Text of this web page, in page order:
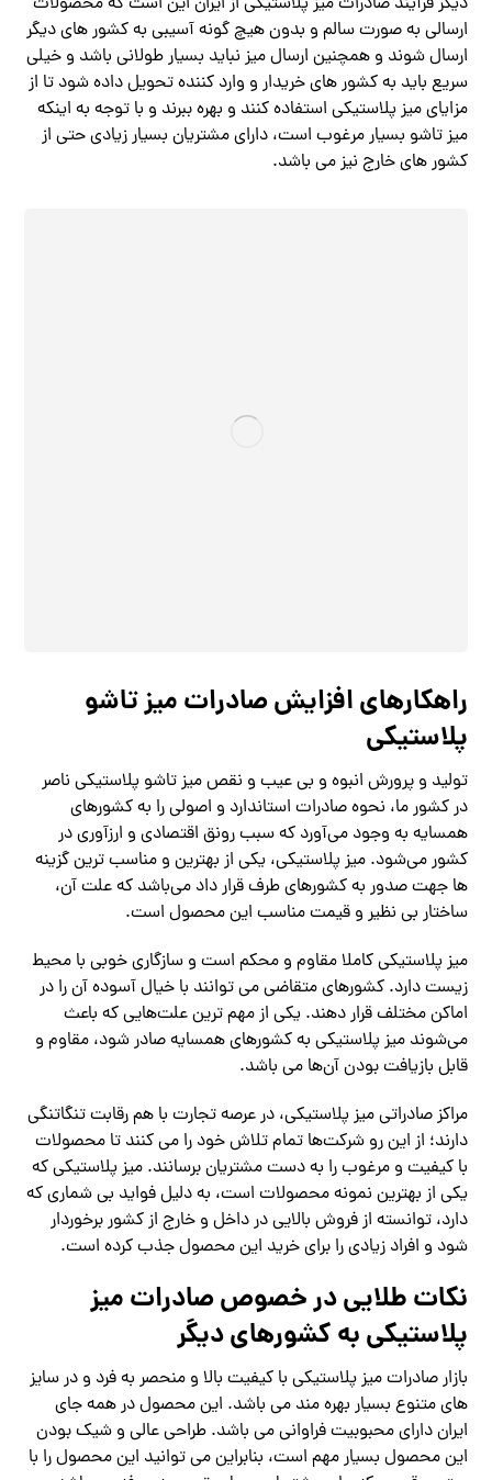
ارسالی به صورت سالم و بدون هیچ گونه آسیبی به کشور های دیگر
ارسال شوند و همچنین ارسال میز نباید بسیار طولانی باشد و خیلی
سریع باید به کشور های خریدار و وارد کننده تحویل داده شود تا از
مزایای میز پلاستیکی استفاده کنند و بهره ببرند و با توجه به اینکه
میز تاشو بسیار مرغوب است، دارای مشتریان بسیار زیادی حتی از
کشور های خارج نیز می باشد.
راهکارهای افزایش صادرات میز تاشو
پلاستیکی
تولید و پرورش انبوه و بی عیب و نقص میز تاشو پلاستیکی ناصر
در کشور ما، نحوه صادرات استاندارد و اصولی را به کشورهای
همسایه به وجود می‌آورد که سبب رونق اقتصادی و ارزآوری در
کشور می‌شود. میز پلاستیکی، یکی از بهترین و مناسب ترین گزینه
‌ها جهت صدور به کشورهای طرف قرار داد می‌باشد که علت آن،
ساختار بی نظیر و قیمت مناسب این محصول است.
میز پلاستیکی کاملا مقاوم و محکم است و سازگاری خوبی با محیط
زیست دارد. کشورهای متقاضی می‌ توانند با خیال آسوده آن را در
اماکن ‌مختلف قرار دهند. یکی از مهم ترین علت‌هایی که باعث
می‌شوند میز پلاستیکی به کشورهای همسایه صادر شود، مقاوم و
قابل بازیافت بودن آن‌ها می‌ باشد.
مراکز صادراتی میز پلاستیکی، در عرصه تجارت با هم رقابت تنگاتنگی
دارند؛ از این رو شرکت‌ها تمام تلاش خود را می‌ کنند تا محصولات
با کیفیت و مرغوب را به دست مشتریان برسانند. میز پلاستیکی که
یکی از بهترین نمونه محصولات است، به دلیل فواید بی شماری که
دارد، توانسته از فروش بالایی در داخل و خارج از کشور برخوردار
شود و افراد زیادی را برای خرید این محصول جذب کرده است.
نکات طلایی در خصوص صادرات میز
پلاستیکی به کشورهای دیگر
بازار صادرات میز پلاستیکی با کیفیت بالا و منحصر به فرد و در سایز
های متنوع بسیار بهره مند می باشد. این محصول در همه جای
ایران دارای محبوبیت فراوانی می باشد. طراحی عالی و شیک بودن
این محصول بسیار مهم است، بنابراین می توانید این محصول را با